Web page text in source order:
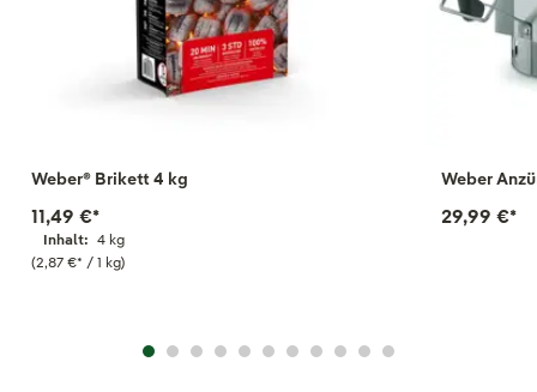
Weber® Brikett 4 kg
Inhalt: 4 kg
(2,87 €* / 1 kg)
11,49 €*
Weber
29,99 €*